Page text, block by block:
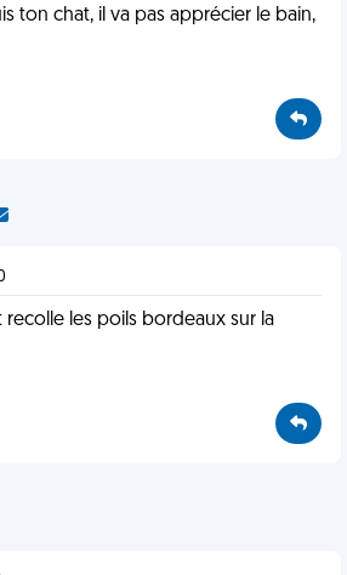
ton chat, il va pas apprécier le bain,
recolle les poils bordeaux sur la